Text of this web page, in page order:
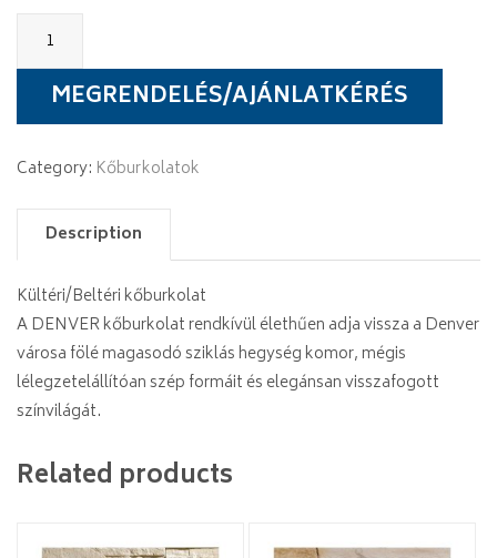
Stegu
Denver
quantity
MEGRENDELÉS/AJÁNLATKÉRÉS
Category: Kőburkolatok
Description
Kültéri/Beltéri kőburkolat
A DENVER kőburkolat rendkívül élethűen adja vissza a Denver
városa fölé magasodó sziklás hegység komor, mégis
lélegzetelállítóan szép formáit és elegánsan visszafogott
színvilágát.
Related products